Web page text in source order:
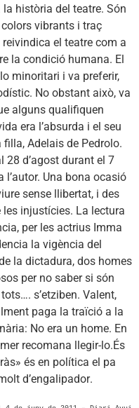
la història del teatre. Són
vibrants i traç
el teatre com a
la condició humana. El
minoritari i va preferir,
No obstant això, va
alguns qualifiquen
era l’absurda i el seu
filla, Adelais de Pedrolo.
28 d’agost durant el 7
l’autor. Una bona ocasió
sense llibertat, i des
injustícies. La lectura
per les actrius Imma
la vigència del
la dictadura, dos homes
per no saber si són
s’etziben. Valent,
paga la traïció a la
No era un home. En
recomana llegir-lo.És
és en política el pa
d’engalipador.